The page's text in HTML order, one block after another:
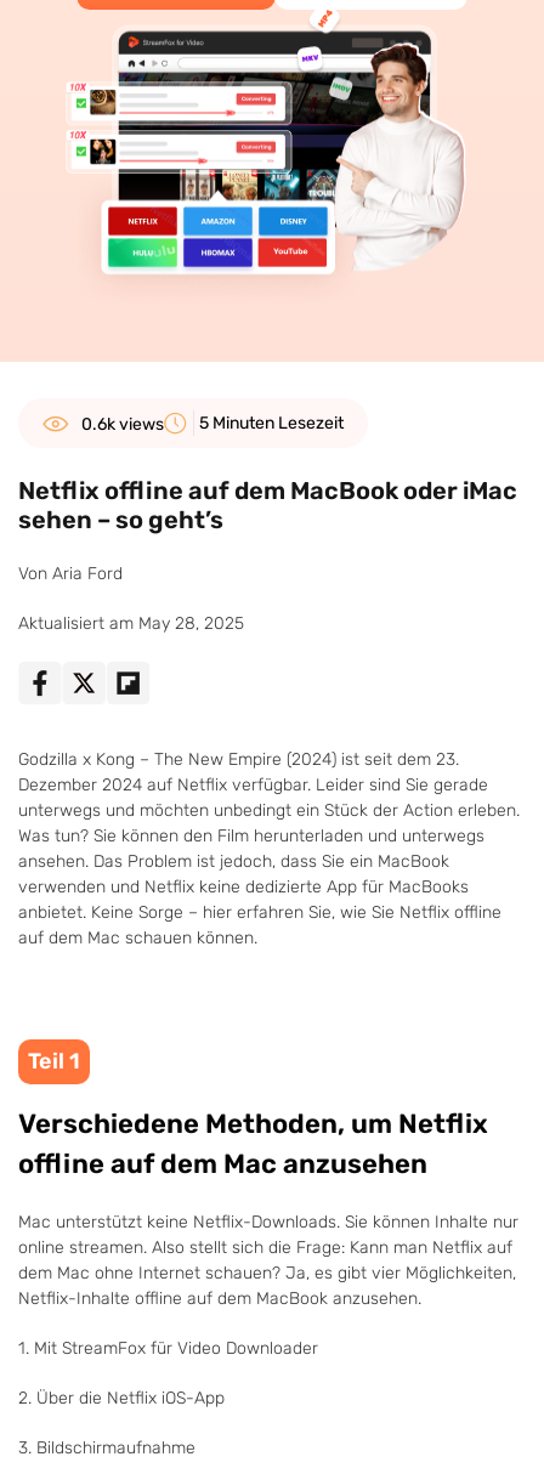
0.6k views 5 Minuten Lesezeit
Netflix offline auf dem MacBook oder iMac
sehen – so geht’s
Von Aria Ford
Aktualisiert am May 28, 2025
Godzilla x Kong – The New Empire (2024) ist seit dem 23.
Dezember 2024 auf Netflix verfügbar. Leider sind Sie gerade
unterwegs und möchten unbedingt ein Stück der Action erleben.
Was tun? Sie können den Film herunterladen und unterwegs
ansehen. Das Problem ist jedoch, dass Sie ein MacBook
verwenden und Netflix keine dedizierte App für MacBooks
anbietet. Keine Sorge – hier erfahren Sie, wie Sie Netflix offline
auf dem Mac schauen können.
Teil 1
Verschiedene Methoden, um Netflix
offline auf dem Mac anzusehen
Mac unterstützt keine Netflix-Downloads. Sie können Inhalte nur
online streamen. Also stellt sich die Frage: Kann man Netflix auf
dem Mac ohne Internet schauen? Ja, es gibt vier Möglichkeiten,
Netflix-Inhalte offline auf dem MacBook anzusehen.
1. Mit StreamFox für Video Downloader
2. Über die Netflix iOS-App
3. Bildschirmaufnahme